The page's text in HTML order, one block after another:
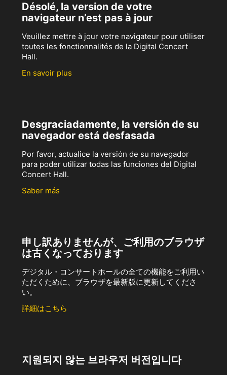
Désolé, la version de votre
navigateur n’est pas à jour
Veuillez mettre à jour votre navigateur pour utiliser
toutes les fonctionnalités de la Digital Concert
Hall.
En savoir plus
Desgraciadamente, la versión de su
navegador está desfasada
Por favor, actualice la versión de su navegador
para poder utilizar todas las funciones del Digital
Concert Hall.
Saber más
申し訳ありませんが、ご利用のブラウザ
は古くなっております
デジタル・コンサートホールの全ての機能をご利用い
ただくために、ブラウザを最新版に更新してくださ
い。
詳細はこちら
지원되지 않는 브라우저 버전입니다